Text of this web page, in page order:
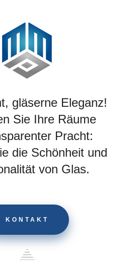
gläserne Eleganz!
Sie Ihre Räume
Pracht:
die Schönheit und
von Glas.
KONTAKT